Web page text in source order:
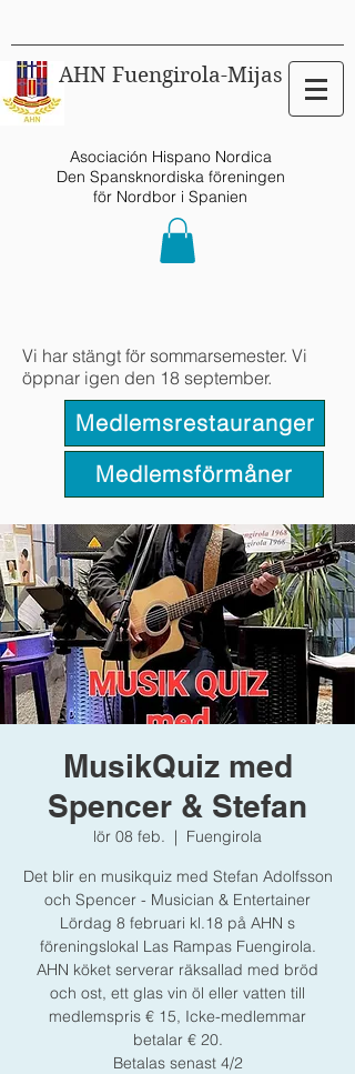
AHN Fuengirola-Mijas
Asociación Hispano Nordica
Den Spansknordiska föreningen
för Nordbor i Spanien
Vi har stängt för sommarsemester. Vi
öppnar igen den 18 september.
Medlemsrestauranger
Medlemsförmåner
MusikQuiz med
Spencer & Stefan
lör 08 feb.
  |
Fuengirola
Det blir en musikquiz med Stefan Adolfsson
och Spencer - Musician & Entertainer
Lördag 8 februari kl.18 på AHN s
föreningslokal Las Rampas Fuengirola.
AHN köket serverar räksallad med bröd
och ost, ett glas vin öl eller vatten till
medlemspris € 15, Icke-medlemmar
betalar € 20.
Betalas senast 4/2